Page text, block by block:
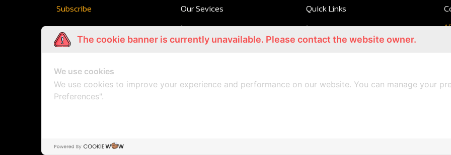
Subscribe
Email
SUBMIT
Our Sevices
Facilities
Soft Skills
Quick Links
Home
About
The cookie banner is currently unavailable. Please contact the website owner.
We use cookies
We use cookies to improve your experience and performance on our website. You can manage your
Preferences".